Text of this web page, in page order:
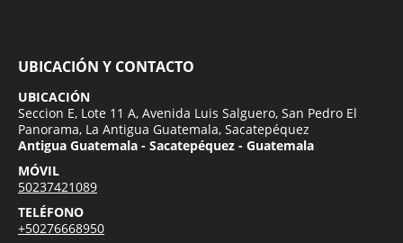
UBICACIÓN Y CONTACTO
UBICACIÓN
Seccion E, Lote 11 A, Avenida Luis Salguero, San Pedro El
Panorama, La Antigua Guatemala, Sacatepéquez
Antigua Guatemala - Sacatepéquez - Guatemala
MÓVIL
50237421089
TELÉFONO
+50276668950